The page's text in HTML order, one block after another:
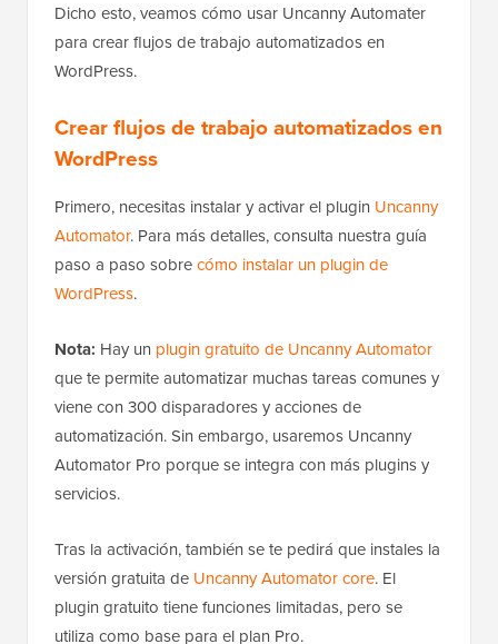
Dicho esto, veamos cómo usar Uncanny Automater
para crear flujos de trabajo automatizados en
WordPress.
Crear flujos de trabajo automatizados en
WordPress
Primero, necesitas instalar y activar el plugin Uncanny
Automator. Para más detalles, consulta nuestra guía
paso a paso sobrecómo instalar un plugin de
WordPress.
Nota: Hay un plugin gratuito de Uncanny Automator
que te permite automatizar muchas tareas comunes y
viene con 300 disparadores y acciones de
automatización. Sin embargo, usaremos Uncanny
Automator Pro porque se integra con más plugins y
servicios.
Tras la activación, también se te pedirá que instales la
versión gratuita de Uncanny Automator core. El
plugin gratuito tiene funciones limitadas, pero se
utiliza como base para el plan Pro.